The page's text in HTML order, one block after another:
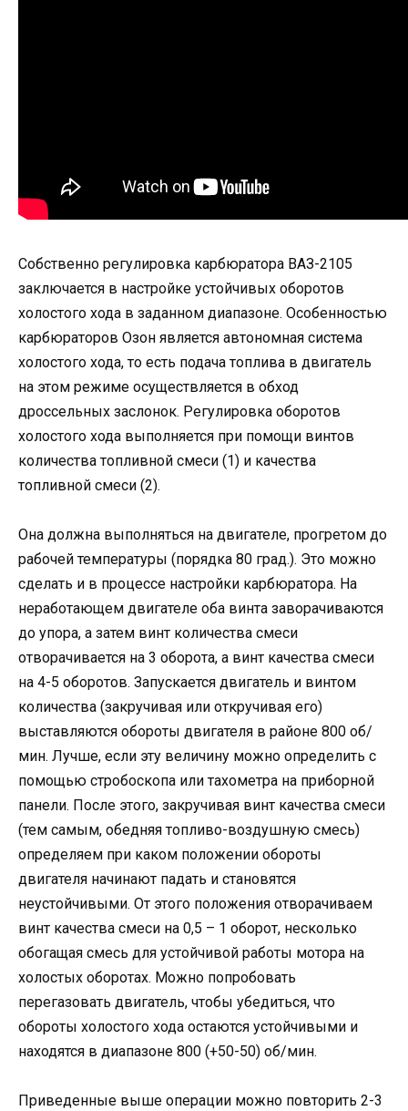
Собственно регулировка карбюратора ВАЗ-2105
заключается в настройке устойчивых оборотов
холостого хода в заданном диапазоне. Особенностью
карбюраторов Озон является автономная система
холостого хода, то есть подача топлива в двигатель
на этом режиме осуществляется в обход
дроссельных заслонок. Регулировка оборотов
холостого хода выполняется при помощи винтов
количества топливной смеси (1) и качества
топливной смеси (2).
Она должна выполняться на двигателе, прогретом до
рабочей температуры (порядка 80 град.). Это можно
сделать и в процессе настройки карбюратора. На
неработающем двигателе оба винта заворачиваются
до упора, а затем винт количества смеси
отворачивается на 3 оборота, а винт качества смеси
на 4-5 оборотов. Запускается двигатель и винтом
количества (закручивая или откручивая его)
выставляются обороты двигателя в районе 800 об/
мин. Лучше, если эту величину можно определить с
помощью стробоскопа или тахометра на приборной
панели. После этого, закручивая винт качества смеси
(тем самым, обедняя топливо-воздушную смесь)
определяем при каком положении обороты
двигателя начинают падать и становятся
неустойчивыми. От этого положения отворачиваем
винт качества смеси на 0,5 – 1 оборот, несколько
обогащая смесь для устойчивой работы мотора на
холостых оборотах. Можно попробовать
перегазовать двигатель, чтобы убедиться, что
обороты холостого хода остаются устойчивыми и
находятся в диапазоне 800 (+50-50) об/мин.
Приведенные выше операции можно повторить 2-3